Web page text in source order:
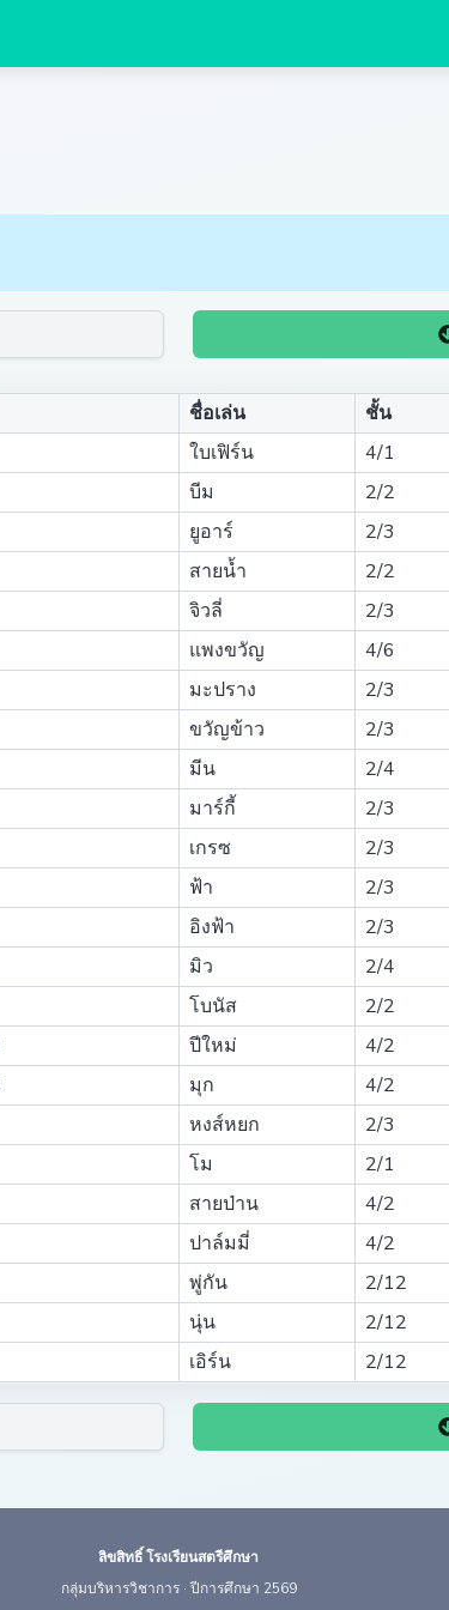
ชื่อเล่น ชั้น
ใบเฟิร์น 4/1
บีม 2/2
ยูอาร์ 2/3
สายน้ำ 2/2
จิวลี่ 2/3
แพงขวัญ 4/6
มะปราง 2/3
ขวัญข้าว 2/3
มีน 2/4
มาร์กี้ 2/3
เกรซ 2/3
ฟ้า 2/3
อิงฟ้า 2/3
มิว 2/4
โบนัส 2/2
ปีใหม่ 4/2
มุก 4/2
หงส์หยก 2/3
โม 2/1
สายป่าน 4/2
ปาล์มมี่ 4/2
พู่กัน 2/12
นุ่น 2/12
เอิร์น 2/12
ลิขสิทธิ์ โรงเรียนสตรีศึกษา
กลุ่มบริหารวิชาการ · ปีการศึกษา 2569